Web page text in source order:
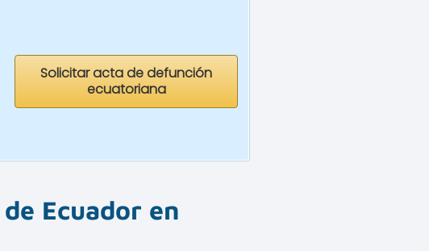
Solicitar acta de defunción
ecuatoriana
Ecuador en